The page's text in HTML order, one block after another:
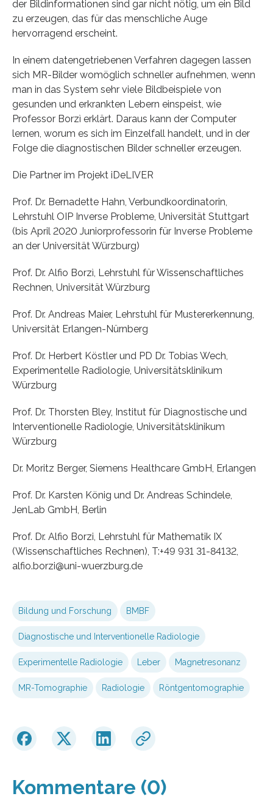
der Bildinformationen sind gar nicht nötig, um ein Bild
zu erzeugen, das für das menschliche Auge
hervorragend erscheint.
In einem datengetriebenen Verfahren dagegen lassen
sich MR-Bilder womöglich schneller aufnehmen, wenn
man in das System sehr viele Bildbeispiele von
gesunden und erkrankten Lebern einspeist, wie
Professor Borzì erklärt. Daraus kann der Computer
lernen, worum es sich im Einzelfall handelt, und in der
Folge die diagnostischen Bilder schneller erzeugen.
Die Partner im Projekt iDeLIVER
Prof. Dr. Bernadette Hahn, Verbundkoordinatorin,
Lehrstuhl OIP Inverse Probleme, Universität Stuttgart
(bis April 2020 Juniorprofessorin für Inverse Probleme
an der Universität Würzburg)
Prof. Dr. Alfio Borzì, Lehrstuhl für Wissenschaftliches
Rechnen, Universität Würzburg
Prof. Dr. Andreas Maier, Lehrstuhl für Mustererkennung,
Universität Erlangen-Nürnberg
Prof. Dr. Herbert Köstler und PD Dr. Tobias Wech,
Experimentelle Radiologie, Universitätsklinikum
Würzburg
Prof. Dr. Thorsten Bley, Institut für Diagnostische und
Interventionelle Radiologie, Universitätsklinikum
Würzburg
Dr. Moritz Berger, Siemens Healthcare GmbH, Erlangen
Prof. Dr. Karsten König und Dr. Andreas Schindele,
JenLab GmbH, Berlin
Prof. Dr. Alfio Borzi, Lehrstuhl für Mathematik IX
(Wissenschaftliches Rechnen), T:+49 931 31-84132,
alfio.borzi@uni-wuerzburg.de
Bildung und Forschung BMBF
Diagnostische und Interventionelle Radiologie
Experimentelle Radiologie Leber Magnetresonanz
MR-Tomographie Radiologie Röntgentomographie
Kommentare (0)